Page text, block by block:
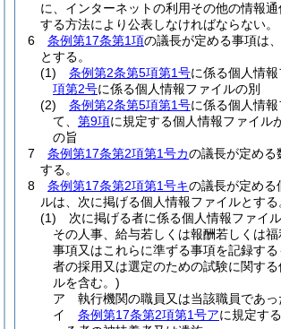
に、インターネットの利用その他の情報
する方法により公表しなければならない。
6
条例第17条第1項の議長が定める事項は
とする。
(1)
条例第2条第5項第1号に係る個人情
項第2号に係る個人情報ファイルの別
(2)
条例第2条第5項第1号に係る個人情
て、 第9項に規定する個人情報ファイル
の旨
7
条例第17条第2項第1号カの議長が定める
する。
8
条例第17条第2項第1号キの議長が定める
ルは、次に掲げる個人情報ファイルとする
(1)
次に掲げる者に係る個人情報ファイ
その人事、給与若しくは報酬若しくは
事項又はこれらに準ずる事項を記録する
者の採用又は選定のための試験に関す
ルを含む。)
ア
執行機関の職員又は当該職員であっ
イ
条例第17条第2項第1号アに規定す